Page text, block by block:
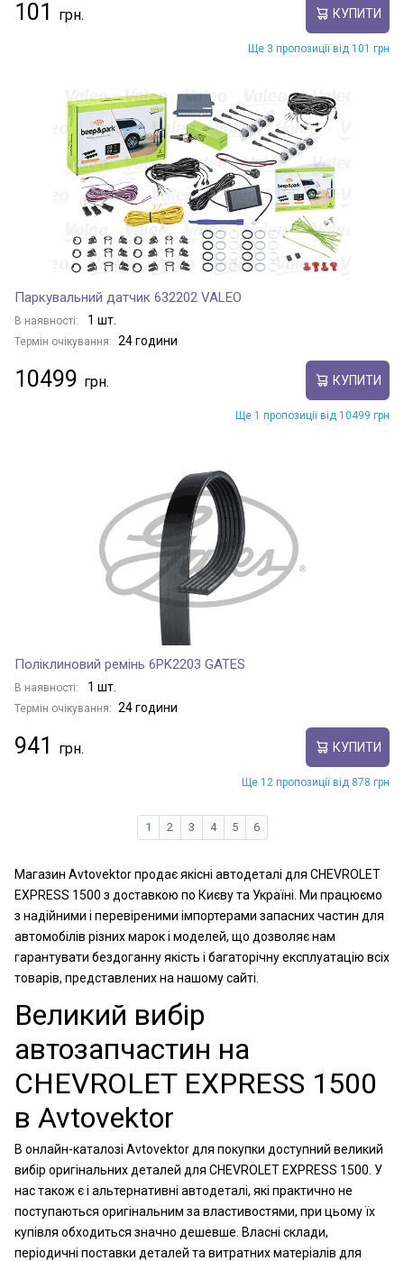
101 КУПИТИ
Ще 3 пропозиції від 101 грн
Паркувальний датчик 632202 VALEO
В наявності: 1 шт.
Термін очікування: 24 години
10499 КУПИТИ
Ще 1 пропозиції від 10499 грн
Поліклиновий ремінь 6PK2203 GATES
В наявності: 1 шт.
Термін очікування: 24 години
941 КУПИТИ
Ще 12 пропозиції від 878 грн
1 2 3 4 5 6
Магазин Avtovektor продає якісні автодеталі для CHEVROLET
EXPRESS 1500 з доставкою по Києву та Україні. Ми працюємо
з надійними і перевіреними імпортерами запасних частин для
автомобілів різних марок і моделей, що дозволяє нам
гарантувати бездоганну якість і багаторічну експлуатацію всіх
товарів, представлених на нашому сайті.
Великий вибір
автозапчастин на
CHEVROLET EXPRESS 1500
в Avtovektor
В онлайн-каталозі Avtovektor для покупки доступний великий
вибір оригінальних деталей для CHEVROLET EXPRESS 1500. У
нас також є і альтернативні автодеталі, які практично не
поступаються оригінальним за властивостями, при цьому їх
купівля обходиться значно дешевше. Власні склади,
періодичні поставки деталей та витратних матеріалів для